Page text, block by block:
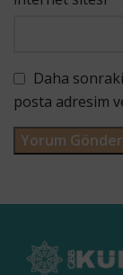
Daha
posta adresim